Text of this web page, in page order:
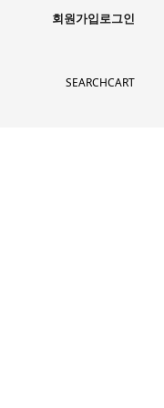
회원가입로그인
SEARCHCART